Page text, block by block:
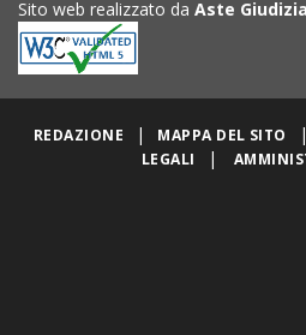
Sito web realizzato da Aste
REDAZIONE | MAPPA DEL SITO |
LEGALI
|